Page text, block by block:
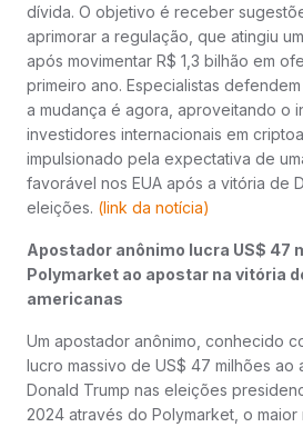
dívida. O objetivo é receber
aprimorar a regulação, que atingiu
após movimentar R$ 1,3 bilhão em
primeiro ano. Especialistas
a mudança é agora, aproveitando o
investidores internacionais em
impulsionado pela expectativa de
favorável nos EUA após a vitória de
eleições. (link da notícia)
Apostador anônimo lucra US$ 47
Polymarket ao apostar na vitória
americanas
Um apostador anônimo, conhecido
lucro massivo de US$ 47 milhões ao
Donald Trump nas eleições
2024 através do Polymarket, o